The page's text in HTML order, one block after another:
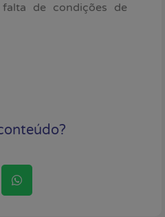
de condições de